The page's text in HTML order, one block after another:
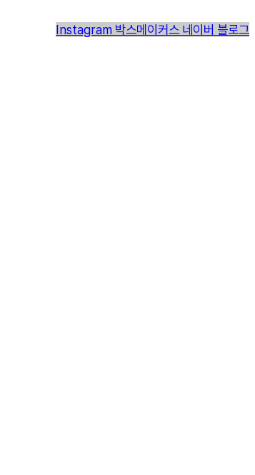
Instagram 박스메이커스 네이버 블로그